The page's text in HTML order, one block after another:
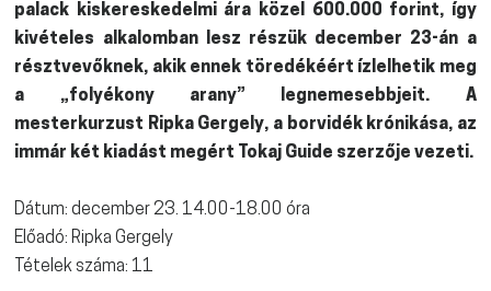
palack kiskereskedelmi ára közel 600.000 forint, így
kivételes alkalomban lesz részük december 23-án a
résztvevőknek, akik ennek töredékéért ízlelhetik meg
a „folyékony arany” legnemesebbjeit. A
mesterkurzust Ripka Gergely, a borvidék krónikása, az
immár két kiadást megért Tokaj Guide szerzője vezeti.
Dátum: december 23. 14.00-18.00 óra
Előadó: Ripka Gergely
Tételek száma: 11